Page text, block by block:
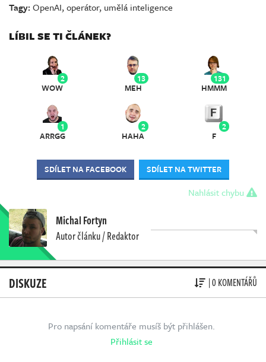
Tagy:OpenAI,operátor, umělá inteligence
LÍBIL SE TI ČLÁNEK?
2
WOW
13
MEH
131
HMMM
1
ARRGG
2
HAHA
2
F
SDÍLET NA FACEBOOK SDÍLET NA TWITTER
Nahlásit chybu
Michal Fortyn
Autor článku / Redaktor
DISKUZE | 0 KOMENTÁŘŮ
Pro napsání komentáře musíš být přihlášen.
Přihlásit se